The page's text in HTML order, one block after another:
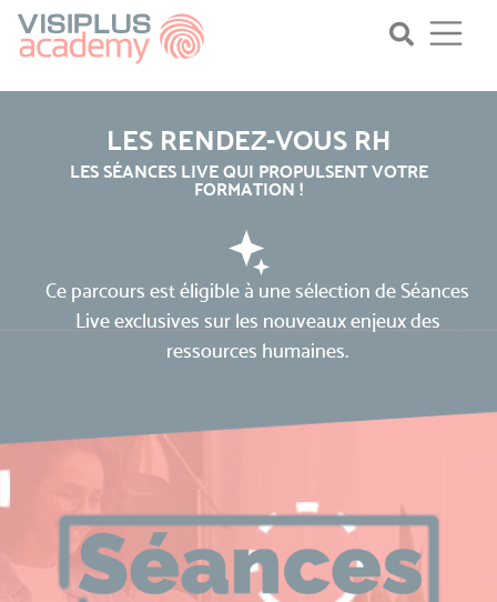
LES RENDEZ-VOUS RH
LES SÉANCES LIVE QUI PROPULSENT VOTRE
FORMATION !
Ce parcours est éligible à une sélection de Séances
Live exclusives sur les nouveaux enjeux des
ressources humaines.